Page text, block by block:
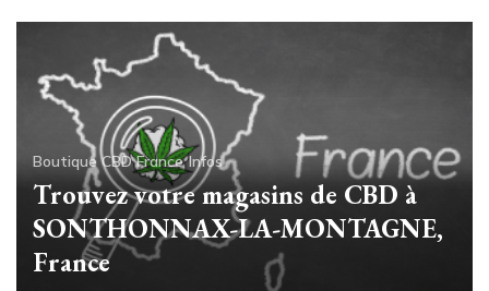
Boutique CBD France Infos
Trouvez votre magasins de CBD à
SONTHONNAX-LA-MONTAGNE,
France